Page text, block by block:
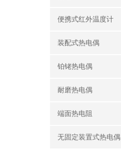
便携式红外温度计
装配式热电偶
铂铑热电偶
耐磨热电偶
端面热电阻
无固定装置式热电偶